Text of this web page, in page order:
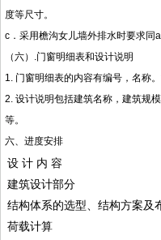
度等尺寸。
c．采用檐沟女儿墙外排水时要求同
（六）.门窗明细表和设计说明
1. 门窗明细表的内容有编号，名称
2. 设计说明包括建筑名称，建筑规
等。
六、进度安排
设 计 内 容
建筑设计部分
结构体系的选型、结构方案及
荷载计算